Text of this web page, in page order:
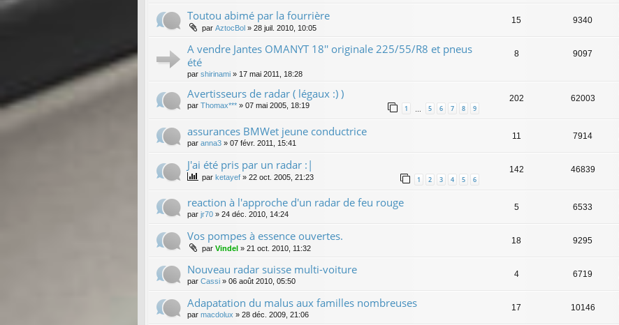
Toutou abimé par la fourrière
par AztocBol » 28 juil. 2010, 10:05
15 9340
A vendre Jantes OMANYT 18'' originale 225/55/R8 et pneus
été
par shirinami » 17 mai 2011, 18:28
8 9097
Avertisseurs de radar ( légaux :) )
par Thomax*** » 07 mai 2005, 18:19 1 … 5 6 7 8 9
202 62003
assurances BMWet jeune conductrice
par anna3 » 07 févr. 2011, 15:41
11 7914
J'ai été pris par un radar :|
par ketayef » 22 oct. 2005, 21:23 1 2 3 4 5 6
142 46839
reaction à l'approche d'un radar de feu rouge
par jr70 » 24 déc. 2010, 14:24
5 6533
Vos pompes à essence ouvertes.
par Vindel » 21 oct. 2010, 11:32
18 9295
Nouveau radar suisse multi-voiture
par Cassi » 06 août 2010, 05:50
4 6719
Adapatation du malus aux familles nombreuses
par macdolux » 28 déc. 2009, 21:06
17 10146